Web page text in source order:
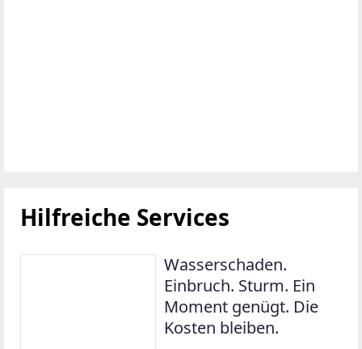
Hilfreiche Services
Wasserschaden.
Einbruch. Sturm. Ein
Moment genügt. Die
Kosten bleiben.